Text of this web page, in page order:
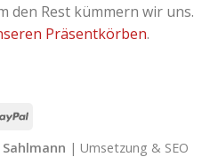
den Rest kümmern wir uns.
Präsentkörben.
| Umsetzung & SEO